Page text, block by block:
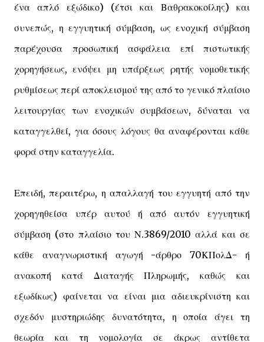
ένα απλό εξώδικο) (έτσι και Βαθρακοκοίλης) και
συνεπώς, η εγγυητική σύμβαση, ως ενοχική σύμβαση
παρέχουσα προσωπική ασφάλεια επί πιστωτικής
χορηγήσεως, ενόψει μη υπάρξεως ρητής νομοθετικής
ρυθμίσεως περί αποκλεισμού της από το γενικό πλαίσιο
λειτουργίας των ενοχικών συμβάσεων, δύναται να
καταγγελθεί, για όσους λόγους θα αναφέρονται κάθε
φορά στην καταγγελία.
Επειδή, περαιτέρω, η απαλλαγή του εγγυητή από την
χορηγηθείσα υπέρ αυτού ή από αυτόν εγγυητική
σύμβαση (στο πλαίσιο του Ν.3869/2010 αλλά και σε
κάθε αναγνωριστική αγωγή -άρθρο 70ΚΠολΔ- ή
ανακοπή κατά Διαταγής Πληρωμής, καθώς και
εξωδίκως) φαίνεται να είναι μια αδιευκρίνιστη και
σχεδόν μυστηριώδης δυνατότητα, η οποία άγει τη
θεωρία και τη νομολογία σε άκρως αντίθετα